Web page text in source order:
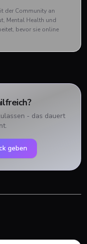
der Community an
Mental Health und
bevor sie online
- das dauert
geben